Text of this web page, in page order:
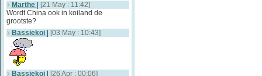
Marthe
[21 May : 11:42]
Wordt China ook in koiland de
grootste?
Bassiekoi
[03 May : 10:43]
Bassiekoi
[26 Apr : 00:06]